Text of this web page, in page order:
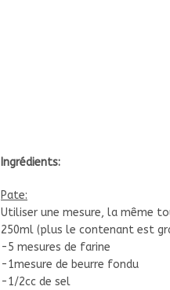
Ingrédients:
Pate:
Utiliser une mesure, la même
250ml (plus le contenant est
-5 mesures de farine
-1mesure de beurre fondu
-1/2cc de sel